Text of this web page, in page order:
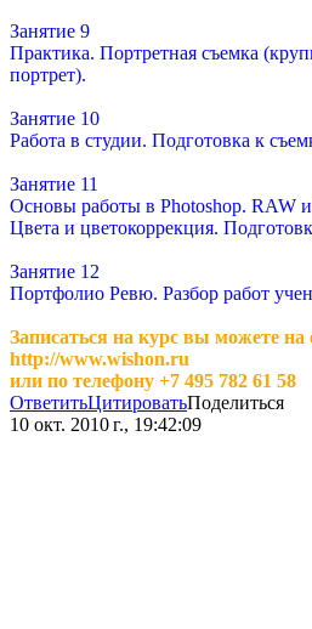
Занятие 9
Практика. Портретная съемка
портрет).
Занятие 10
Работа в студии. Подготовка к
Занятие 11
Основы работы в Photoshop. RAW
Цвета и цветокоррекция.
Занятие 12
Портфолио Ревю. Разбор работ
Записаться на курс вы можете на
http://www.wishon.ru
или по телефону +7 495 782 61 58
ОтветитьЦитироватьПоделиться
10 окт. 2010 г., 19:42:09